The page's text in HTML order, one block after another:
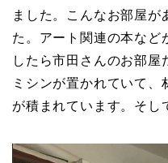
ました。こんなお部屋が
た。アート関連の本など
したら市田さんのお部屋
ミシンが置かれていて
が積まれています。そし